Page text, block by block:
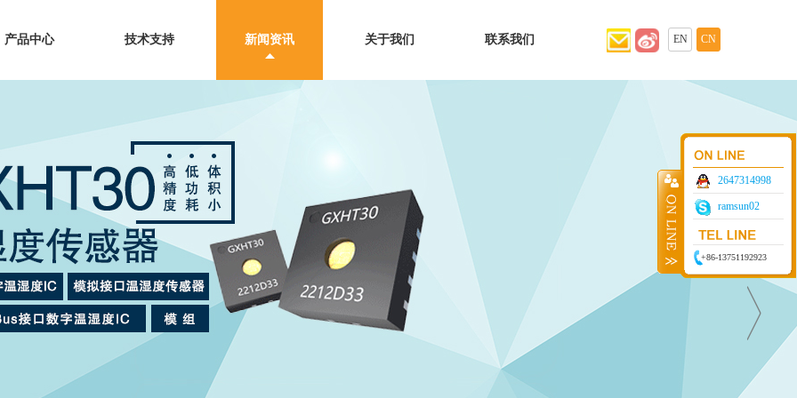
产品中心 技术支持 新闻资讯 关于我们 联系我们 EN CN
2647314998
ramsun02
+86-13751192923